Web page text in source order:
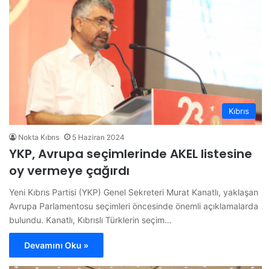
Kıbrıs
Nokta Kıbrıs 5 Haziran 2024
YKP, Avrupa seçimlerinde AKEL listesine
oy vermeye çağırdı
Yeni Kıbrıs Partisi (YKP) Genel Sekreteri Murat Kanatlı, yaklaşan
Avrupa Parlamentosu seçimleri öncesinde önemli açıklamalarda
bulundu. Kanatlı, Kıbrıslı Türklerin seçim…
Devamını Oku »